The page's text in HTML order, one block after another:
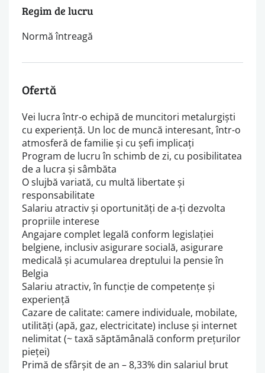
Regim de lucru
Normă întreagă
Ofertă
Vei lucra într-o echipă de muncitori metalurgiști
cu experiență. Un loc de muncă interesant, într-o
atmosferă de familie și cu șefi implicați
Program de lucru în schimb de zi, cu posibilitatea
de a lucra și sâmbăta
O slujbă variată, cu multă libertate și
responsabilitate
Salariu atractiv și oportunități de a-ți dezvolta
propriile interese
Angajare complet legală conform legislației
belgiene, inclusiv asigurare socială, asigurare
medicală și acumularea dreptului la pensie în
Belgia
Salariu atractiv, în funcție de competențe și
experiență
Cazare de calitate: camere individuale, mobilate,
utilități (apă, gaz, electricitate) incluse și internet
nelimitat (~ taxă săptămânală conform prețurilor
pieței)
Primă de sfârșit de an – 8,33% din salariul brut